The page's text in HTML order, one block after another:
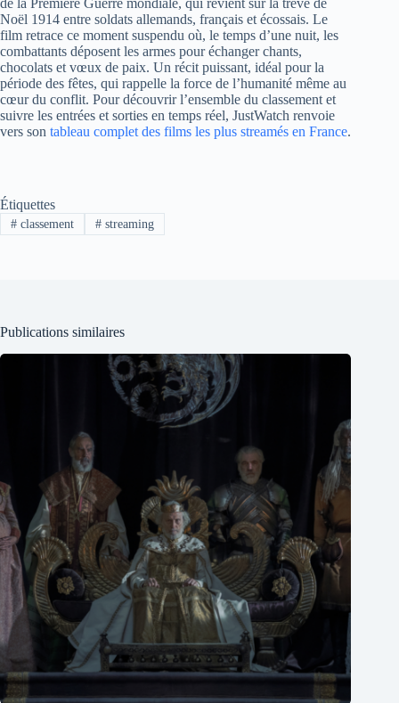
de la Première Guerre mondiale, qui revient sur la trêve de
Noël 1914 entre soldats allemands, français et écossais. Le
film retrace ce moment suspendu où, le temps d’une nuit, les
combattants déposent les armes pour échanger chants,
chocolats et vœux de paix. Un récit puissant, idéal pour la
période des fêtes, qui rappelle la force de l’humanité même au
cœur du conflit. Pour découvrir l’ensemble du classement et
suivre les entrées et sorties en temps réel, JustWatch renvoie
vers son tableau complet des films les plus streamés en France.
Étiquettes
#classement #streaming
Publications similaires